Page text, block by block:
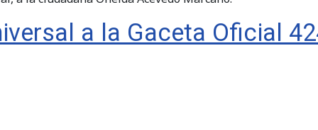
a la Gaceta Oficial